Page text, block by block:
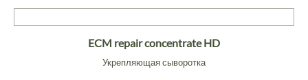
ECM repair concentrate HD
Укрепляющая сыворотка